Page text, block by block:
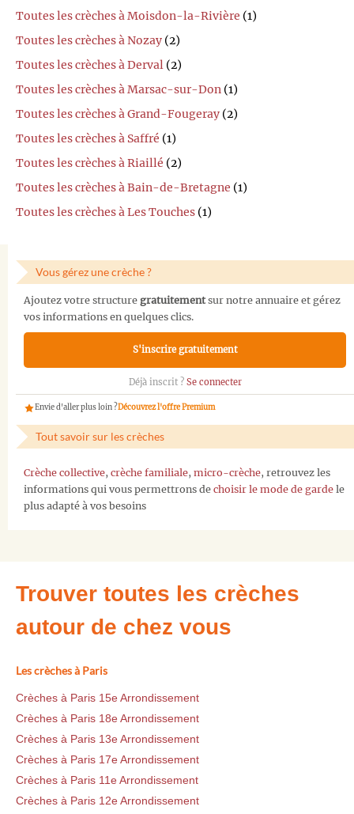
Toutes les crèches à Moisdon-la-Rivière (1)
Toutes les crèches à Nozay (2)
Toutes les crèches à Derval (2)
Toutes les crèches à Marsac-sur-Don (1)
Toutes les crèches à Grand-Fougeray (2)
Toutes les crèches à Saffré (1)
Toutes les crèches à Riaillé (2)
Toutes les crèches à Bain-de-Bretagne (1)
Toutes les crèches à Les Touches (1)
Vous gérez une crèche ?
Ajoutez votre structure gratuitementsur notre annuaire et gérez
vos informations en quelques clics.
S'inscrire gratuitement
Déjà inscrit ? Se connecter
Envie d'aller plus loin ?Découvrez l'offre Premium
Tout savoir sur les crèches
Crèche collective, crèche familiale, micro-crèche, retrouvez les
informations qui vous permettrons de choisir le mode de garde le
plus adapté à vos besoins
Trouver toutes les crèches
autour de chez vous
Les crèches à Paris
Crèches à Paris 15e Arrondissement
Crèches à Paris 18e Arrondissement
Crèches à Paris 13e Arrondissement
Crèches à Paris 17e Arrondissement
Crèches à Paris 11e Arrondissement
Crèches à Paris 12e Arrondissement